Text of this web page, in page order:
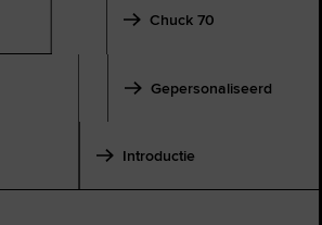
Chuck 70
Gepersonaliseerd
Introductie